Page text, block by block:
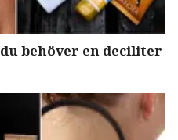
behöver en deciliter